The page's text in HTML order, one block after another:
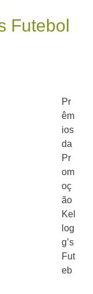
Futebol
Pr
êm
ios
da
Pr
om
oç
ão
Kel
log
g’s
Fut
eb